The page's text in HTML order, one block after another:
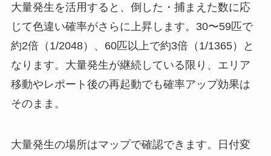
大量発生を活用すると、倒した・捕まえた数に応
じて色違い確率がさらに上昇します。30〜59匹で
約2倍（1/2048）、60匹以上で約3倍（1/1365）と
なります。大量発生が継続している限り、エリア
移動やレポート後の再起動でも確率アップ効果は
そのまま。
大量発生の場所はマップで確認できます。日付変